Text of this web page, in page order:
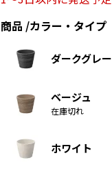
商品 カラー・タイプ
ダークグレー
ベージュ
在庫切れ
ホワイト